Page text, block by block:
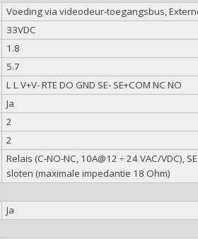
Voeding via videodeur-toegangsbus,
33VDC
1.8
5.7
L L V+V- RTE DO GND SE- SE+COM NC NO
Ja
2
2
Relais (C-NO-NC, 10A@12 ÷ 24 VAC/VDC),
sloten (maximale impedantie 18 Ohm)
Ja